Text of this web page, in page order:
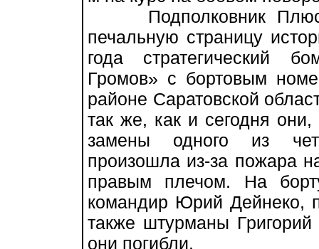
Подполковник
печальную страницу
года стратегический
Громов» с бортовым
районе Саратовской
так же, как и сегодня
замены одного из
произошла из-за пожара
правым плечом. На
командир Юрий Дейнеко,
также штурманы
они погибли.